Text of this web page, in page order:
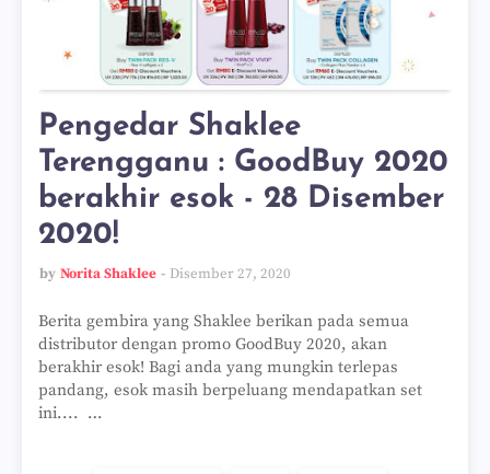
Pengedar Shaklee
Terengganu : GoodBuy 2020
berakhir esok - 28 Disember
2020!
by Norita Shaklee Disember 27, 2020
Berita gembira yang Shaklee berikan pada semua
distributor dengan promo GoodBuy 2020, akan
berakhir esok! Bagi anda yang mungkin terlepas
pandang, esok masih berpeluang mendapatkan set
ini.... …